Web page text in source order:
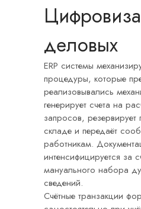
деловых
ERP системы
процедуры, которые
реализовывались
генерирует счета на
запросов,
складе и передаёт
работникам.
интенсифицируется за
мануального набора
сведений.
Счётные транзакции